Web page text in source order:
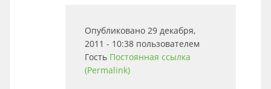
Опубликовано 29 декабря,
2011 - 10:38 пользователем
Гость Постоянная ссылка
(Permalink)